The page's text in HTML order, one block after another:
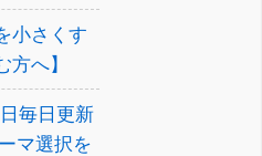
小さくす
へ】
毎日更新
マ選択を